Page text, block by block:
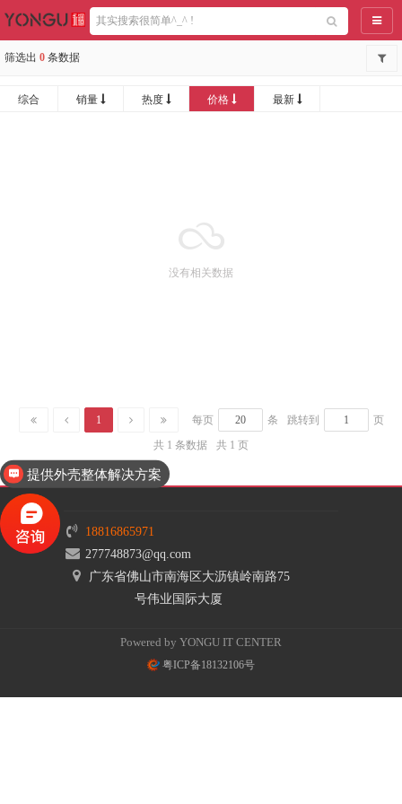
导航
筛选出 0 条数据
综合 销量 热度 价格 最新
没有相关数据
1 每页 条 跳转到
页
共 1 条数据
共 1 页
18816865971
277748873@qq.com
广东省佛山市南海区大沥镇岭南路75
号伟业国际大厦
Powered by YONGU IT CENTER
粤ICP备18132106号
提供外壳整体解决方案